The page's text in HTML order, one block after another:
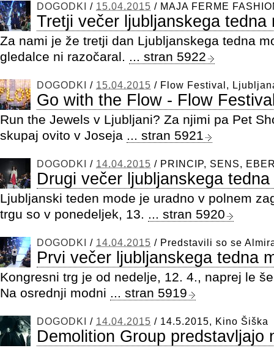
DOGODKI / 15.04.2015 / MAJA FERME
Tretji večer ljubljanskega tedna
Za nami je že tretji dan Ljubljanskega tedna
gledalce ni razočaral. ... stran 5922
DOGODKI / 15.04.2015 / Flow Festival,
Go with the Flow - Flow
Run the Jewels v Ljubljani? Za njimi pa Pet
skupaj ovito v Joseja ... stran 5921
DOGODKI / 14.04.2015 / PRINCIP, SENS,
Drugi večer ljubljanskega tedna
Ljubljanski teden mode je uradno v polnem
trgu so v ponedeljek, 13. ... stran 5920
DOGODKI / 14.04.2015 / Predstavili so se
Prvi večer ljubljanskega tedna
Kongresni trg je od nedelje, 12. 4., naprej le
Na osrednji modni ... stran 5919
DOGODKI / 14.04.2015 / 14.5.2015, Kino Šiška
Demolition Group predstavljajo